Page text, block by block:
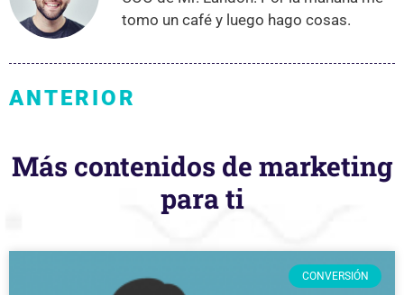
tomo un café y luego hago cosas.
ANTERIOR
Más contenidos de marketing
para ti
CONVERSIÓN